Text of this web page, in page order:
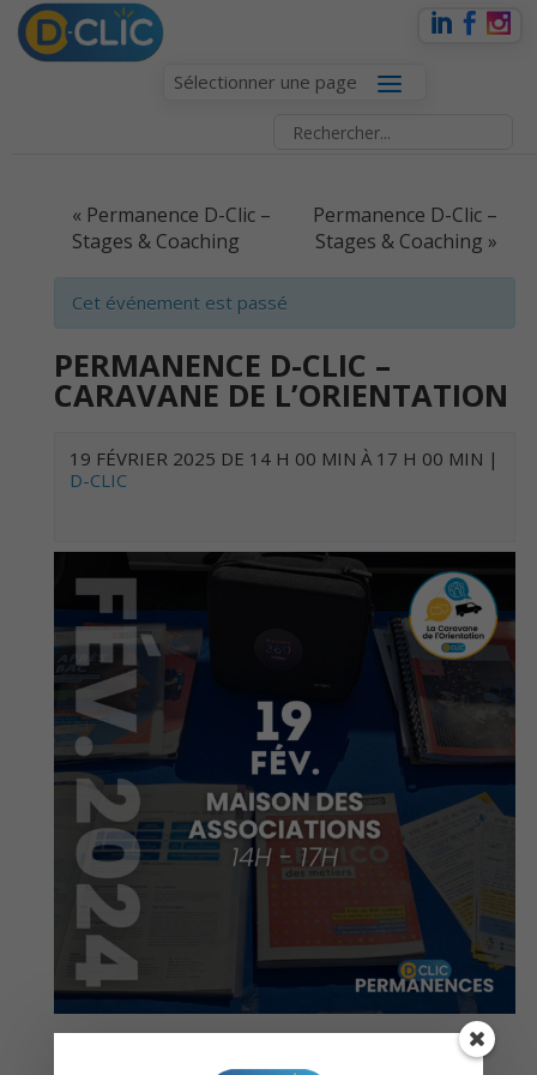
Sélectionner une page
EVENT
NAVIGATION
« Permanence D-Clic –
Stages & Coaching
Permanence D-Clic –
Stages & Coaching »
Cet événement est passé
PERMANENCE D-CLIC –
CARAVANE DE L’ORIENTATION
19 FÉVRIER 2025 DE 14 H 00 MIN À 17 H 00 MIN |
D-CLIC